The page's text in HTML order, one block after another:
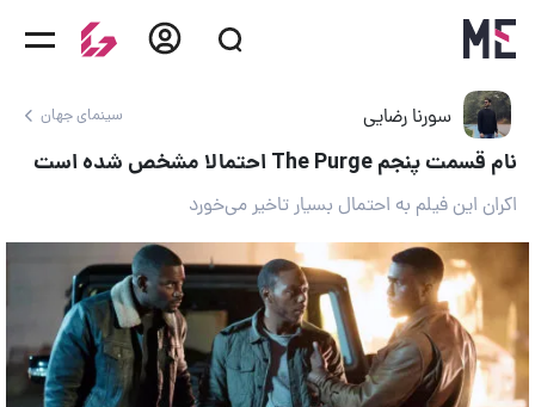
سورنا رضایی سینمای جهان
نام قسمت پنجم The Purge احتمالا مشخص شده است
اکران این فیلم به احتمال بسیار تاخیر می‌خورد